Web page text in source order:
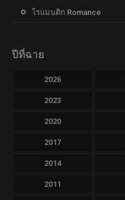
โรแมนติก Romance
ปีที่ฉาย
2026
2023
2020
2017
2014
2011